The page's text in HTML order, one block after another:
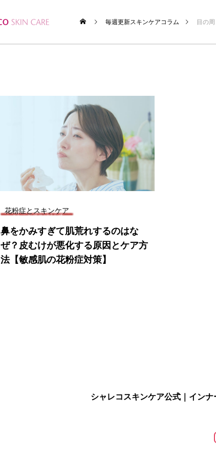
毎週更新スキンケアコラム 目の周
花粉症とスキンケア
鼻をかみすぎて肌荒れするのはな
ぜ？皮むけが悪化する原因とケア方
法【敏感肌の花粉症対策】
シャレコスキンケア公式｜イン